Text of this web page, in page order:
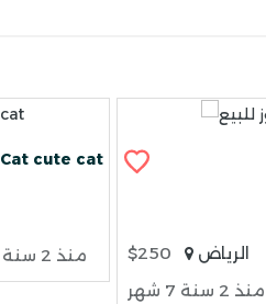
Cat cute cat
منذ 2 سنة 7 شهر $250
الرياض
منذ 2 سنة 7 شهر